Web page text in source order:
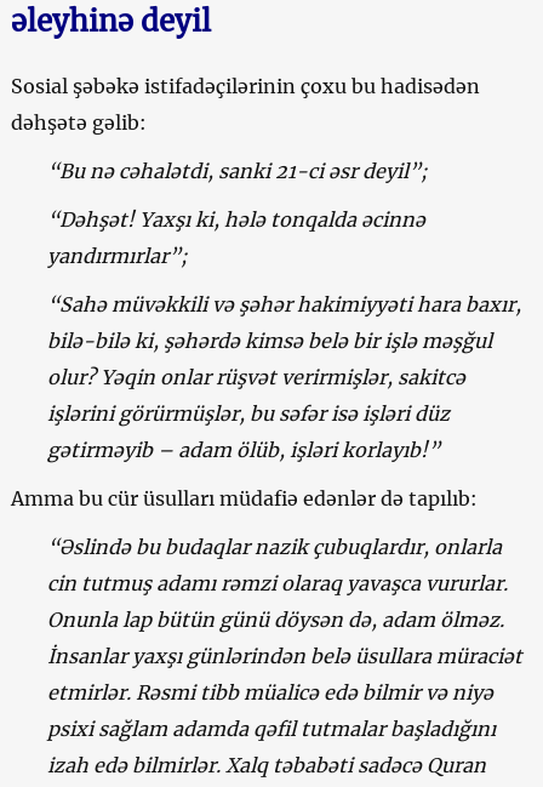
əleyhinə deyil
Sosial şəbəkə istifadəçilərinin çoxu bu hadisədən
dəhşətə gəlib:
“Bu nə cəhalətdi, sanki 21-ci əsr deyil”;
“Dəhşət! Yaxşı ki, hələ tonqalda əcinnə
yandırmırlar”;
“Sahə müvəkkili və şəhər hakimiyyəti hara baxır,
bilə-bilə ki, şəhərdə kimsə belə bir işlə məşğul
olur? Yəqin onlar rüşvət verirmişlər, sakitcə
işlərini görürmüşlər, bu səfər isə işləri düz
gətirməyib – adam ölüb, işləri korlayıb!”
Amma bu cür üsulları müdafiə edənlər də tapılıb:
“Əslində bu budaqlar nazik çubuqlardır, onlarla
cin tutmuş adamı rəmzi olaraq yavaşca vururlar.
Onunla lap bütün günü döysən də, adam ölməz.
İnsanlar yaxşı günlərindən belə üsullara müraciət
etmirlər. Rəsmi tibb müalicə edə bilmir və niyə
psixi sağlam adamda qəfil tutmalar başladığını
izah edə bilmirlər. Xalq təbabəti sadəcə Quran